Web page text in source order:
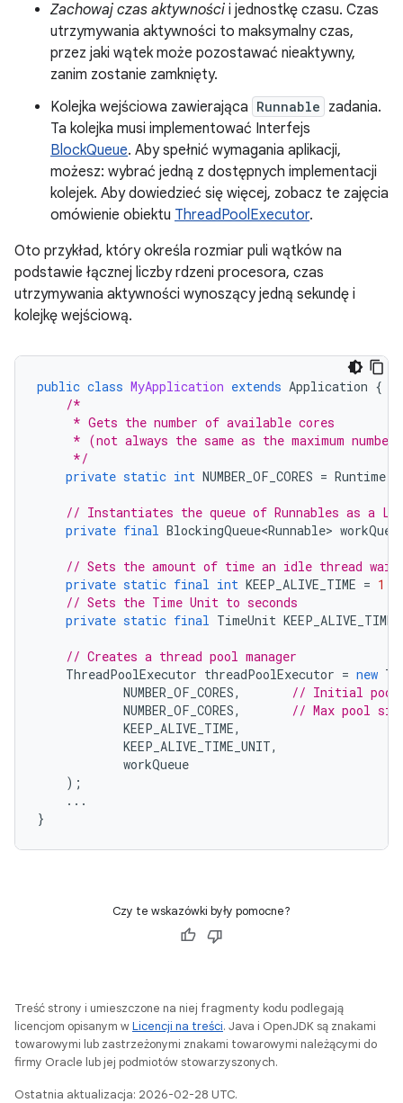
Zachowaj czas aktywności i jednostkę czasu. Czas
utrzymywania aktywności to maksymalny czas,
przez jaki wątek może pozostawać nieaktywny,
zanim zostanie zamknięty.
Kolejka wejściowa zawierająca Runnable zadania.
Ta kolejka musi implementować Interfejs
BlockQueue. Aby spełnić wymagania aplikacji,
możesz: wybrać jedną z dostępnych implementacji
kolejek. Aby dowiedzieć się więcej, zobacz te zajęcia
omówienie obiektu ThreadPoolExecutor.
Oto przykład, który określa rozmiar puli wątków na
podstawie łącznej liczby rdzeni procesora, czas
utrzymywania aktywności wynoszący jedną sekundę i
kolejkę wejściową.
public class MyApplication extends Application {
/*
     * Gets the number of available cores
* (not always the same as the maximum number
     */
private static int NUMBER_OF_CORES = Runtime
// Instantiates the queue of Runnables as a
private final BlockingQueue<Runnable>
// Sets the amount of time an idle thread
private static final int KEEP_ALIVE_TIME = 1
// Sets the Time Unit to seconds
private static final TimeUnit
// Creates a thread pool manager
ThreadPoolExecutor threadPoolExecutor = new
NUMBER_OF_CORES,
// Initial pool
NUMBER_OF_CORES,
// Max pool
KEEP_ALIVE_TIME,
KEEP_ALIVE_TIME_UNIT,
workQueue
);
...
}
Czy te wskazówki były pomocne?
Treść strony i umieszczone na niej fragmenty kodu podlegają
licencjom opisanym wLicencji na treści. Java i OpenJDK są znakami
towarowymi lub zastrzeżonymi znakami towarowymi należącymi do
firmy Oracle lub jej podmiotów stowarzyszonych.
Ostatnia aktualizacja: 2026-02-28 UTC.